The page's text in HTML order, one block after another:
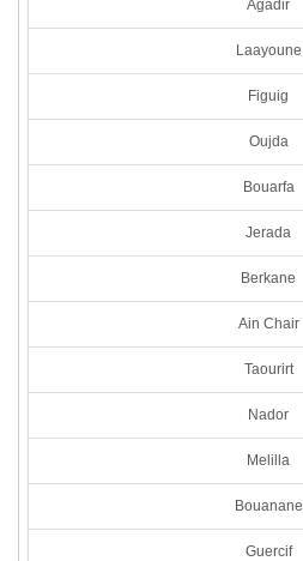
Agadir
Laayoune
Figuig
Oujda
Bouarfa
Jerada
Berkane
Ain Chair
Taourirt
Nador
Melilla
Bouanane
Guercif